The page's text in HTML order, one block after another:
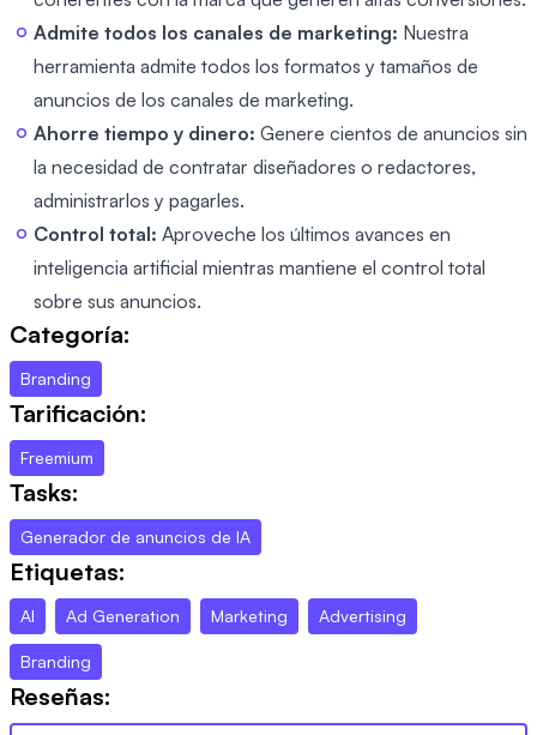
Admite todos los canales de marketing: Nuestra
herramienta admite todos los formatos y tamaños de
anuncios de los canales de marketing.
Ahorre tiempo y dinero: Genere cientos de anuncios sin
la necesidad de contratar diseñadores o redactores,
administrarlos y pagarles.
Control total: Aproveche los últimos avances en
inteligencia artificial mientras mantiene el control total
sobre sus anuncios.
Categoría:
Branding
Tarificación:
Freemium
Tasks:
Generador de anuncios de IA
Etiquetas:
AI Ad Generation Marketing Advertising
Branding
Reseñas: